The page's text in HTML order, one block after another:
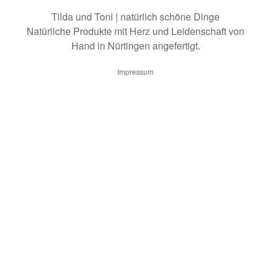
Tilda und Toni | natürlich schöne Dinge
Natürliche Produkte mit Herz und Leidenschaft von
Hand in Nürtingen angefertigt.
Impressum